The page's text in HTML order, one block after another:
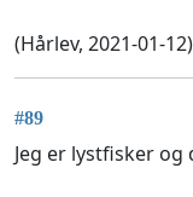
(Hårlev, 2021-01-12)
#89
Jeg er lystfisker